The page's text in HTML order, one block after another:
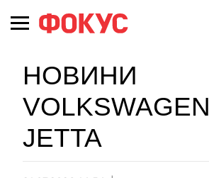
НОВИНИ
VOLKSWAGEN
JETTA